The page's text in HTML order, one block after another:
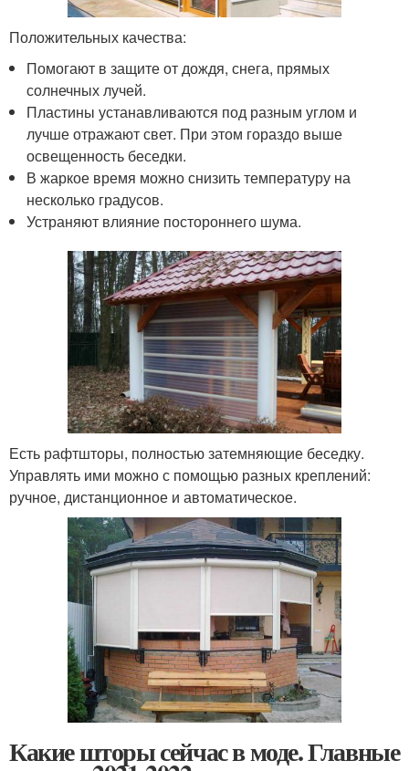
Положительных качества:
Помогают в защите от дождя, снега, прямых
солнечных лучей.
Пластины устанавливаются под разным углом и
лучше отражают свет. При этом гораздо выше
освещенность беседки.
В жаркое время можно снизить температуру на
несколько градусов.
Устраняют влияние постороннего шума.
Есть рафтшторы, полностью затемняющие беседку.
Управлять ими можно с помощью разных креплений:
ручное, дистанционное и автоматическое.
Какие шторы сейчас в моде. Главные